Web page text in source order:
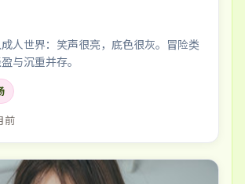
人世界：笑声很亮，底色很灰。冒险类
与沉重并存。
前